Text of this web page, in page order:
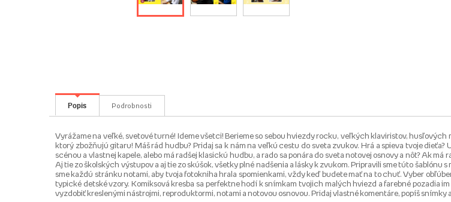
Popis Podrobnosti
Vyrážame na veľké, svetové turné! Ideme všetci! Berieme so sebou hviezdy rocku, veľkých klaviristov,
ktorý zbožňujú gitaru! Máš rád hudbu? Pridaj sa k nám na veľkú cestu do sveta zvukov. Hrá a spieva tvoje
scénou a vlastnej kapele, alebo má radšej klasickú hudbu, a rado sa ponára do sveta notovej osnovy a nôt? Ak
Aj tie zo školských výstupov a aj tie zo skúšok, všetky plné nadšenia a lásky k zvukom. Pripravili sme túto
sme každú stránku notami, aby tvoja fotokniha hrala spomienkami, vždy keď budete mať na to chuť. Vyber
typické detské vzory. Komiksová kresba sa perfektne hodí k snímkam tvojich malých hviezd a farebné pozadia
vyzdobiť kreslenými nástrojmi, reproduktormi, notami a notovou osnovou. Pridaj vlastné komentáre, popíš snímky